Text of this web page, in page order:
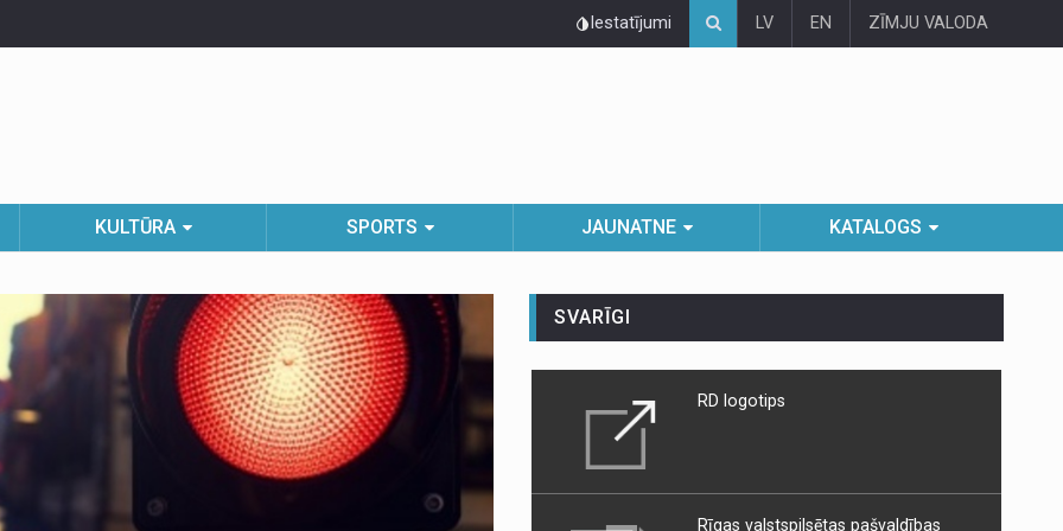
Iestatījumi LV EN ZĪMJU VALODA
KULTŪRA SPORTS JAUNATNE KATALOGS
SVARĪGI
RD logotips
Rīgas valstspilsētas pašvaldības